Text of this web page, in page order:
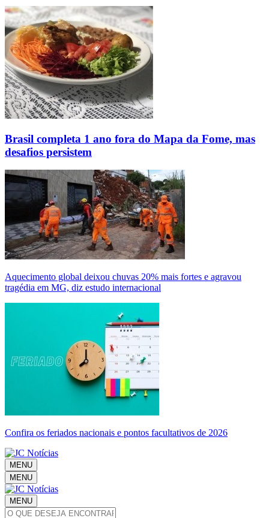
Brasil completa 1 ano fora do Mapa da Fome, mas
desafios persistem
Aquecimento global deixou chuvas 20% mais fortes e agravou
tragédia em MG, diz estudo internacional
Confira os feriados nacionais e pontos facultativos de 2026
MENU
MENU
MENU